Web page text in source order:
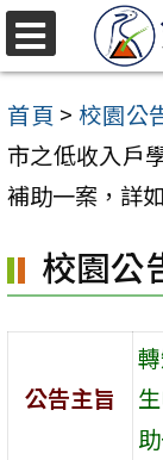
跳
至
主
要
內
區
首頁 > 校園公
市之低收入戶
補助一案，詳
校園公
公告主旨
選
單